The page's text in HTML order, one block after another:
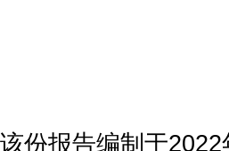
该份报告编制于